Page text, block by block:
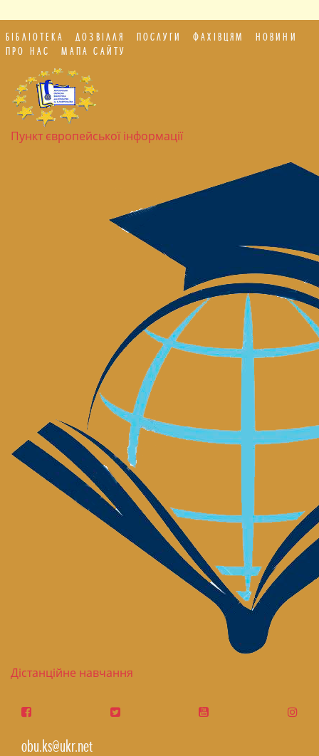
БІБЛІОТЕКА ДОЗВІЛЛЯ ПОСЛУГИ ФАХІВЦЯМ
НОВИНИ
ПРО НАС
МАПА САЙТУ
Пункт європейської інформації
Дістанційне навчання
obu.ks@ukr.net